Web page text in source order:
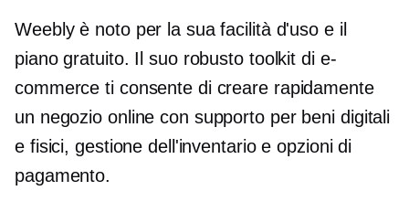
Weebly è noto per la sua facilità d'uso e il
piano gratuito. Il suo robusto toolkit di e-
commerce ti consente di creare rapidamente
un negozio online con supporto per beni digitali
e fisici, gestione dell'inventario e opzioni di
pagamento.